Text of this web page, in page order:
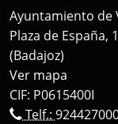
Ayuntamiento de
Plaza de España,
(Badajoz)
Ver mapa
CIF: P0615400I
Telf.: